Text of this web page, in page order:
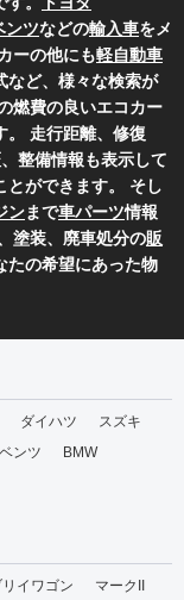
ンツなどの輸入車をメ
ーの他にも軽自動車
など、様々な検索が
燃費の良いエコカー
。 走行距離、修復
整備情報も表示して
とができます。 そし
ンまで車パーツ情報
塗装、廃車処分の販
たの希望にあった物
ダイハツ
スズキ
ンツ
BMW
リイワゴン
マークII